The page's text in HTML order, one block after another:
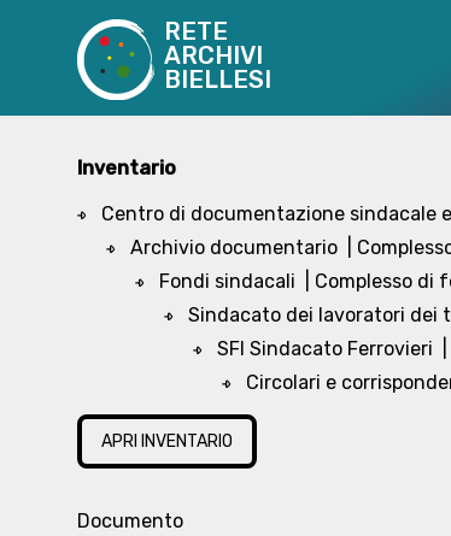
RETE
ARCHIVI
BIELLESI
Inventario
Centro di documentazione sindacale
Archivio documentario
|
Fondi sindacali
| Complesso
Sindacato dei lavoratori dei
SFI Sindacato Ferrovieri
Circolari e
APRI INVENTARIO
Documento